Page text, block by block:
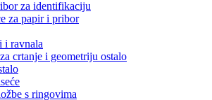
za identifikaciju
za papir i pribor
i ravnala
crtanje i geometriju ostalo
s ringovima